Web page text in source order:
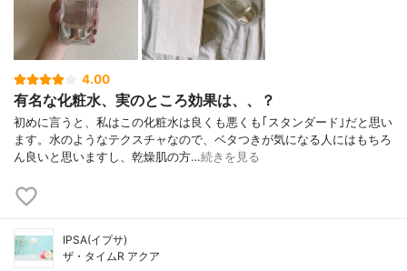
4.00
有名な化粧水、実のところ効果は、、？
初めに言うと、私はこの化粧水は良くも悪くも｢スタンダード｣だと思い
ます。水のようなテクスチャなので、ベタつきが気になる人にはもちろ
ん良いと思いますし、乾燥肌の方…続きを見る
IPSA(イプサ)
ザ・タイムR アクア